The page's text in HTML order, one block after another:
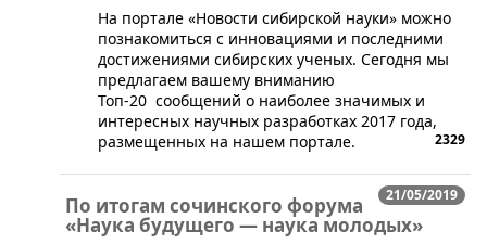
На портале «Новости сибирской науки» можно
познакомиться с инновациями и последними
достижениями сибирских ученых. Сегодня мы
предлагаем вашему вниманию
Топ-20 сообщений о наиболее значимых и
интересных научных разработках 2017 года,
размещенных на нашем портале.
2329
21/05/2019
По итогам сочинского форума
«Наука будущего — наука молодых»